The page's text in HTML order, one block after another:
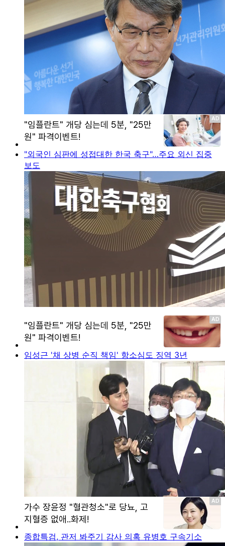
"외국인 심판에 성접대한 한국 축구"…주요 외신 집중
보도
임성근 '채 상병 순직 책임' 항소심도 징역 3년
종합특검, 관저 봐주기 감사 의혹 유병호 구속기소